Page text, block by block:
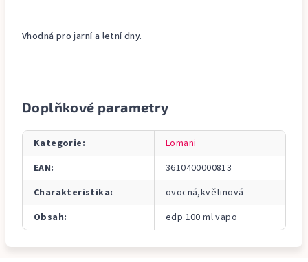
Vhodná pro jarní a letní dny.
Doplňkové parametry
Kategorie:
Lomani
EAN:
3610400000813
Charakteristika:
ovocná,květinová
Obsah: edp 100 ml vapo